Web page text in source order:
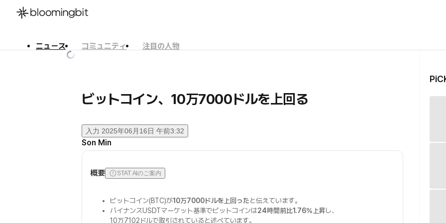
ニュース コミュニティ
注目の人物
ビットコイン、10万7000ドルを上回る
入力 2025年06月16日 午前3:32
Son Min
概要 STAT AIのご案内
ビットコイン(BTC)が10万7000ドルを上回ったと伝えています。
バイナンスUSDTマーケット基準でビットコインは24時間前比1.76%上昇し、
10万7102ドルで取引されていると述べています。